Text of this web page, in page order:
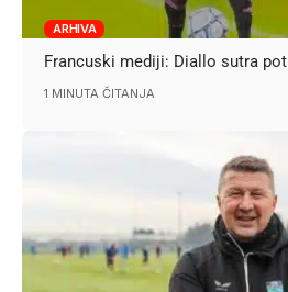
ARHIVA
Francuski mediji: Diallo sutra
1 MINUTA ČITANJA